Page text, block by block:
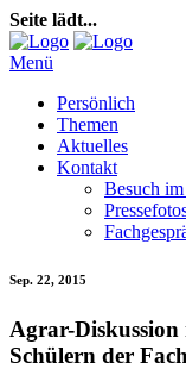
Seite lädt...
Menü
Persönlich
Themen
Aktuelles
Kontakt
Besuch
Sep. 22, 2015
Agrar-
Schülern der